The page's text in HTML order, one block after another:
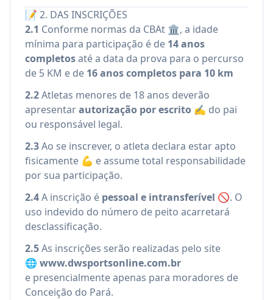
📝 2. DAS INSCRIÇÕES
2.1 Conforme normas da CBAt 🏛️, a idade
mínima para participação é de 14 anos
completosaté a data da prova para o percurso
de 5 KM e de 16 anos completos para 10 km
2.2Atletas menores de 18 anos deverão
apresentarautorização por escrito ✍️ do pai
ou responsável legal.
2.3Ao se inscrever, o atleta declara estar apto
fisicamente 💪 e assume total responsabilidade
por sua participação.
2.4A inscrição é pessoal e intransferível 🚫. O
uso indevido do número de peito acarretará
desclassificação.
2.5As inscrições serão realizadas pelo site
🌐 www.dwsportsonline.com.br
e presencialmente apenas para moradores de
Conceição do Pará.